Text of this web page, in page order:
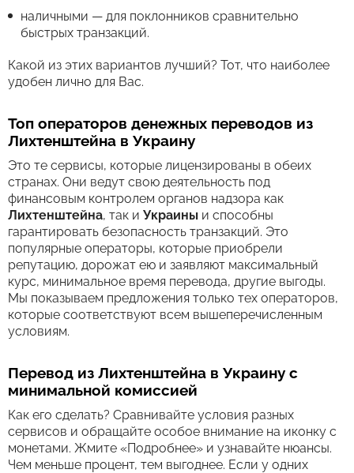
наличными — для поклонников сравнительно
быстрых транзакций.
Какой из этих вариантов лучший? Тот, что наиболее
удобен лично для Вас.
Топ операторов денежных переводов из
Лихтенштейна в Украину
Это те сервисы, которые лицензированы в обеих
странах. Они ведут свою деятельность под
финансовым контролем органов надзора как
Лихтенштейна, так и Украины и способны
гарантировать безопасность транзакций. Это
популярные операторы, которые приобрели
репутацию, дорожат ею и заявляют максимальный
курс, минимальное время перевода, другие выгоды.
Мы показываем предложения только тех операторов,
которые соответствуют всем вышеперечисленным
условиям.
Перевод из Лихтенштейна в Украину с
минимальной комиссией
Как его сделать? Сравнивайте условия разных
сервисов и обращайте особое внимание на иконку с
монетами. Жмите «Подробнее» и узнавайте нюансы.
Чем меньше процент, тем выгоднее. Если у одних